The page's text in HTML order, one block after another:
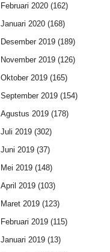
Februari 2020(162)
Januari 2020(168)
Desember 2019(189)
November 2019(126)
Oktober 2019(165)
September 2019(154)
Agustus 2019(178)
Juli 2019(302)
Juni 2019(37)
Mei 2019(148)
April 2019(103)
Maret 2019(123)
Februari 2019(115)
Januari 2019(13)